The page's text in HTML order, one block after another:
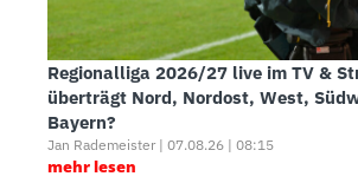
Regionalliga 2026/27 live im TV &
überträgt Nord, Nordost, West,
Bayern?
Jan Rademeister | 07.08.26 | 08:15
mehr lesen